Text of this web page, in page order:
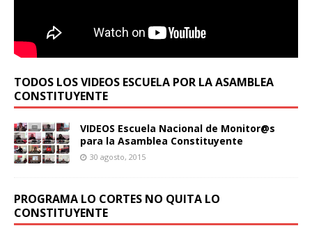
TODOS LOS VIDEOS ESCUELA POR LA ASAMBLEA
CONSTITUYENTE
VIDEOS Escuela Nacional de Monitor@s
para la Asamblea Constituyente
30 agosto, 2015
PROGRAMA LO CORTES NO QUITA LO
CONSTITUYENTE